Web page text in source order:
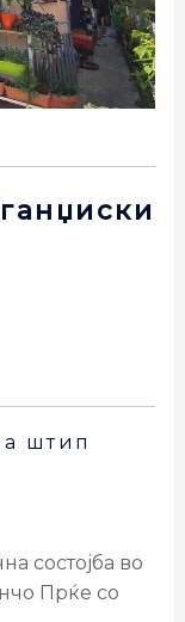
штип
состојба во
Прќе со